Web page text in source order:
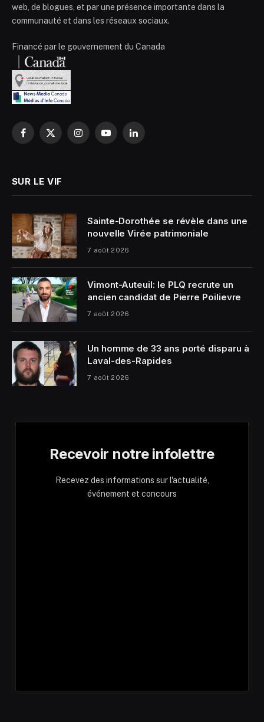
web, de blogues, et par une présence importante dans la
communauté et dans les réseaux sociaux.
Financé par le gouvernement du Canada
Facebook
X
InstagramYouTubeLinkedIn
SUR LE VIF
Sainte-Dorothée se révèle dans une
nouvelle Virée patrimoniale
7 août 2026
Vimont-Auteuil: le PLQ recrute un
ancien candidat de Pierre Poilievre
7 août 2026
Un homme de 33 ans porté disparu à
Laval-des-Rapides
7 août 2026
Recevoir notre infolettre
Recevez des informations sur l'actualité,
événement et concours